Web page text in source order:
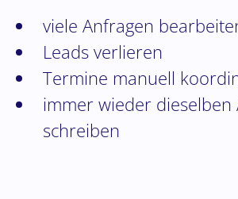
viele Anfragen
Leads verlieren
Termine manuell
immer wieder
schreiben